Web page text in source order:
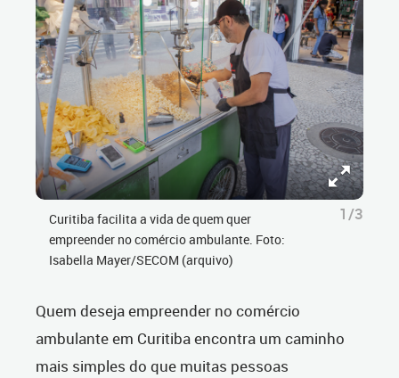
Curitiba facilita a vida de quem quer
empreender no comércio ambulante. Foto:
Isabella Mayer/SECOM (arquivo)
1/3
Quem deseja empreender no comércio
ambulante em Curitiba encontra um caminho
mais simples do que muitas pessoas